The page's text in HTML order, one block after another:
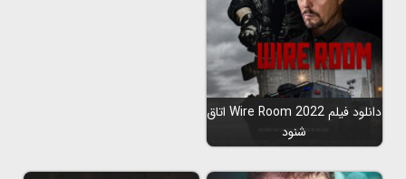
دانلود فیلم Wire Room 2022 اتاق
شنود